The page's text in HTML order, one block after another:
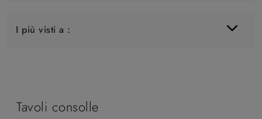
I più visti a :
Tavoli consolle